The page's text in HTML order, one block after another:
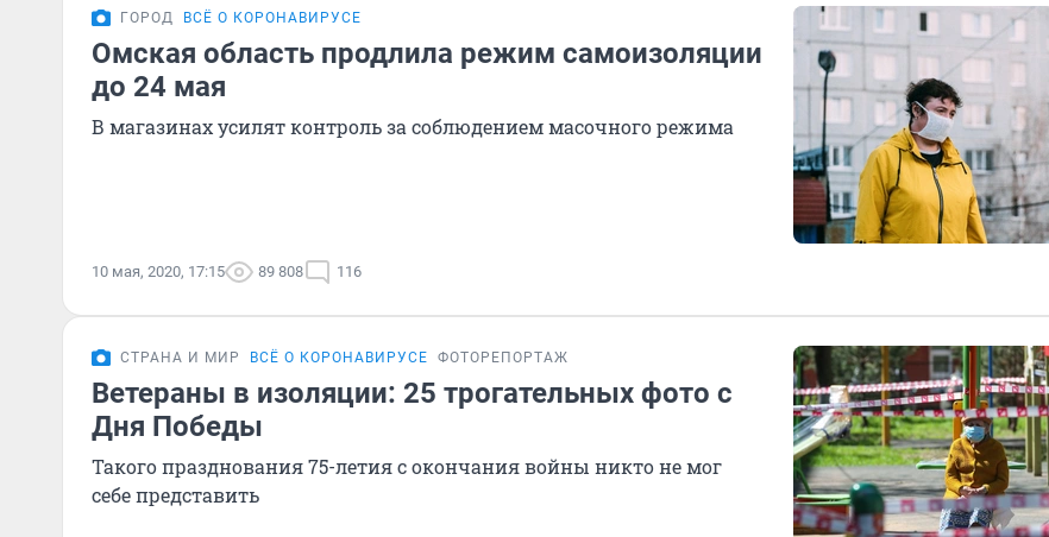
ГОРОД ВСЁ О КОРОНАВИРУСЕ
Омская область продлила режим самоизоляции
до 24 мая
В магазинах усилят контроль за соблюдением масочного режима
10 мая, 2020, 17:15 89 808 116
СТРАНА И МИР ВСЁ О КОРОНАВИРУСЕ ФОТОРЕПОРТАЖ
Ветераны в изоляции: 25 трогательных фото с
Дня Победы
Такого празднования 75-летия с окончания войны никто не мог
себе представить